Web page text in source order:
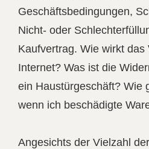
Geschäftsbedingungen,
Nicht- oder
Kaufvertrag. Wie wirkt das
Internet? Was ist die
ein Haustürgeschäft? Wie
wenn ich beschädigte
Angesichts der Vielzahl